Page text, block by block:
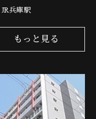
JR兵庫駅
もっと見る